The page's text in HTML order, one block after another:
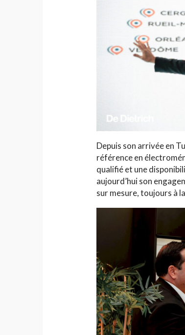
Depuis son arrivée en
référence en
qualifié et une
aujourd’hui son
sur mesure, toujours à